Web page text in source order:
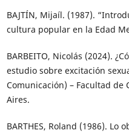
BAJTÍN, Mijaíl. (1987).
cultura popular en la Edad
BARBEITO, Nicolás (2024).
estudio sobre excitación
Comunicación) – Facultad de
Aires.
BARTHES, Roland (1986). Lo